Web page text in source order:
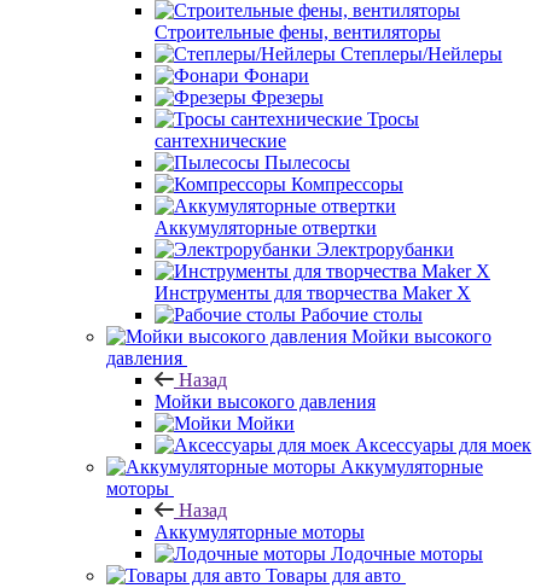
Строительные фены, вентиляторы
Степлеры/Нейлеры
Фонари
Фрезеры
Тросы
сантехнические
Пылесосы
Компрессоры
Аккумуляторные отвертки
Электрорубанки
Инструменты для творчества Maker X
Рабочие столы
Мойки высокого
давления
Назад
Мойки высокого давления
Мойки
Аксессуары для моек
Аккумуляторные
моторы
Назад
Аккумуляторные моторы
Лодочные моторы
Товары для авто